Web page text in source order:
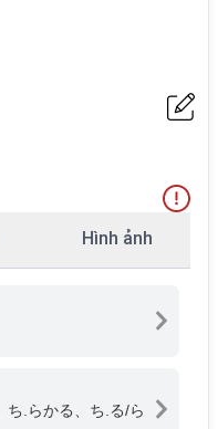
Hình ảnh
ち.らかる、ち.る/ら